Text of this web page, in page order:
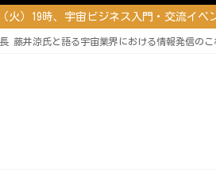
火）19時、宇宙ビジネス入門・交流イベ
藤井涼氏と語る宇宙業界における情報発信のこ